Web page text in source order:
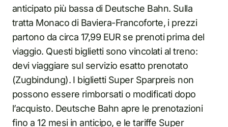
anticipato più bassa di Deutsche Bahn. Sulla
tratta Monaco di Baviera-Francoforte, i prezzi
partono da circa 17,99 EUR se prenoti prima del
viaggio. Questi biglietti sono vincolati al treno:
devi viaggiare sul servizio esatto prenotato
(Zugbindung). I biglietti Super Sparpreis non
possono essere rimborsati o modificati dopo
l’acquisto. Deutsche Bahn apre le prenotazioni
fino a 12 mesi in anticipo, e le tariffe Super